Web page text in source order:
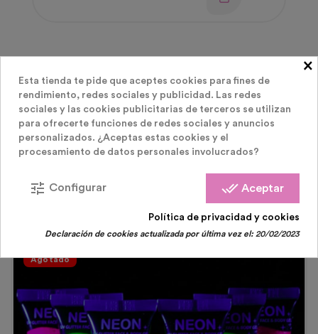
LOS CLIENTES QUE COMPRARON ESTE
PRODUCTO TAMBIÉN HAN COMPRADO:
Agotado
×
Esta tienda te pide que aceptes cookies para fines de
rendimiento, redes sociales y publicidad. Las redes
sociales y las cookies publicitarias de terceros se utilizan
para ofrecerte funciones de redes sociales y anuncios
personalizados. ¿Aceptas estas cookies y el
procesamiento de datos personales involucrados?
done_all Aceptar
tune Configurar
Política de privacidad y cookies
Declaración de cookies actualizada por última vez el:20/02/2023